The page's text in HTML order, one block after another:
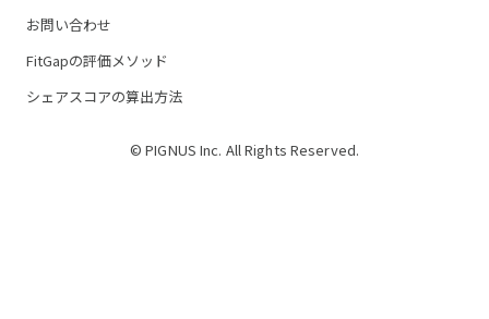
お問い合わせ
FitGapの評価メソッド
シェアスコアの算出方法
© PIGNUS Inc. All Rights Reserved.